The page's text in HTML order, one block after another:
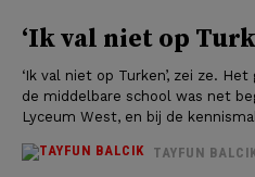
‘Ik val niet op
‘Ik val niet op Turken’, zei ze.
de middelbare school was net
Lyceum West, en bij de
TAYFUN